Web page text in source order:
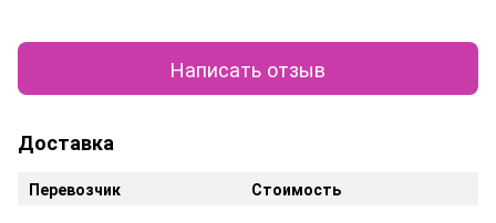
Написать отзыв
Доставка
Перевозчик Стоимость